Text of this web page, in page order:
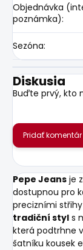
Objednávka
poznámka):
Sezóna:
Diskusia
Buďte prvý, kto
Pridať komentár
Pepe Jeans je
dostupnou pro
precizními
tradiční styl s
která podtrhne
šatníku kousek